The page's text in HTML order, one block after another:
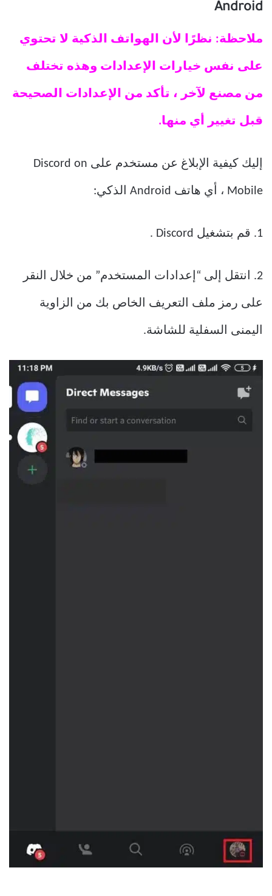
Android
ملاحظة: نظرًا لأن الهواتف الذكية لا تحتوي
على نفس خيارات الإعدادات وهذه تختلف
من مصنع لآخر ، تأكد من الإعدادات الصحيحة
قبل تغيير أي منها.
إليك كيفية الإبلاغ عن مستخدم على Discord on
Mobile ، أي هاتف Android الذكي:
1. قم بتشغيل Discord .
2. انتقل إلى “إعدادات المستخدم” من خلال النقر
على رمز ملف التعريف الخاص بك من الزاوية
اليمنى السفلية للشاشة.